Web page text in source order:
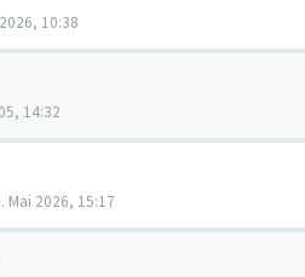
10:38
14:32
Mai 2026, 15:17